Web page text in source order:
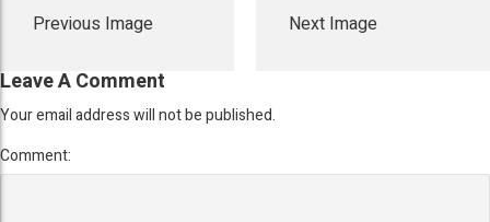
Previous Image Next Image
Leave A Comment
Your email address will not be published.
Comment: